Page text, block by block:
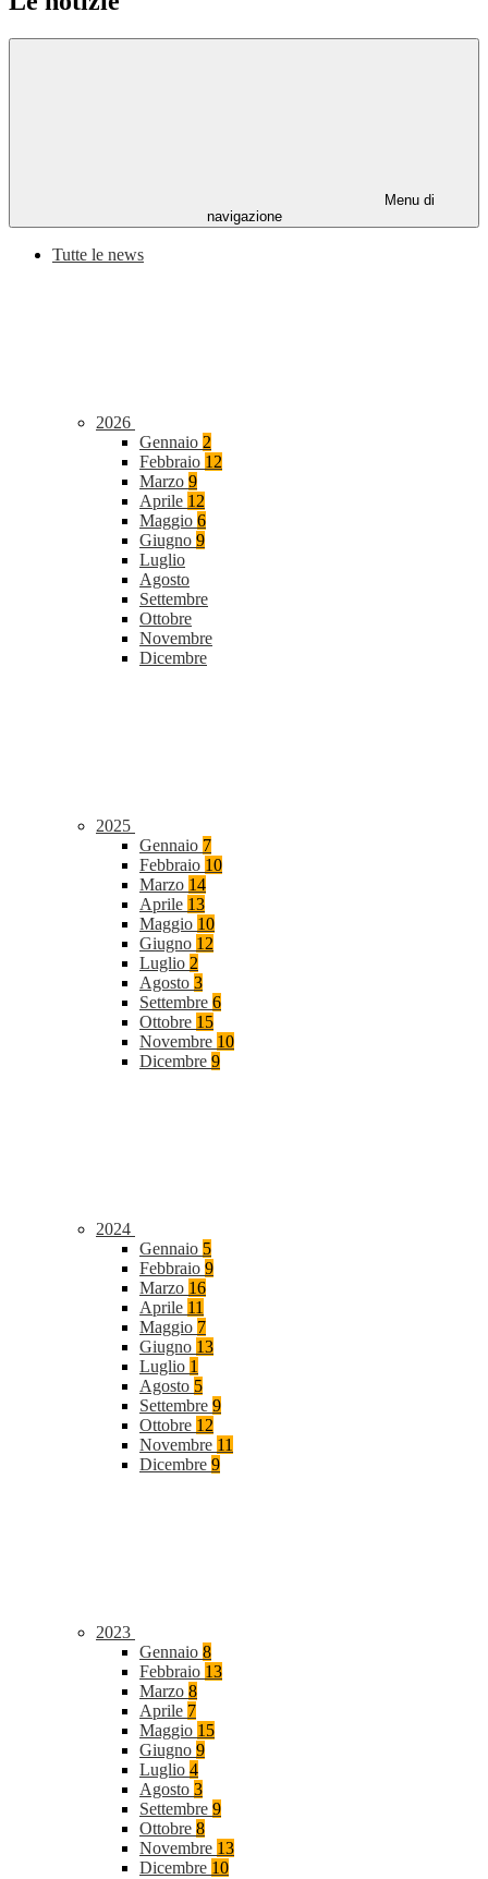
Menu di
navigazione
Tutte le news
2026
Gennaio 2
Febbraio 12
Marzo 9
Aprile 12
Maggio 6
Giugno 9
Luglio
Agosto
Settembre
Ottobre
Novembre
Dicembre
2025
Gennaio 7
Febbraio 10
Marzo 14
Aprile 13
Maggio 10
Giugno 12
Luglio 2
Agosto 3
Settembre 6
Ottobre 15
Novembre 10
Dicembre 9
2024
Gennaio 5
Febbraio 9
Marzo 16
Aprile 11
Maggio 7
Giugno 13
Luglio 1
Agosto 5
Settembre 9
Ottobre 12
Novembre 11
Dicembre 9
2023
Gennaio 8
Febbraio 13
Marzo 8
Aprile 7
Maggio 15
Giugno 9
Luglio 4
Agosto 3
Settembre 9
Ottobre 8
Novembre 13
Dicembre 10